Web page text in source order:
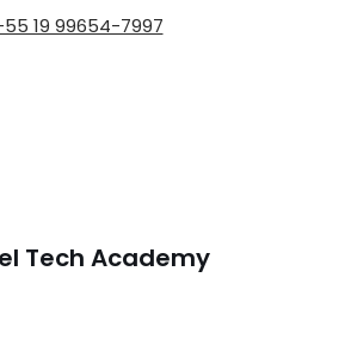
19 99654-7997
Tech Academy